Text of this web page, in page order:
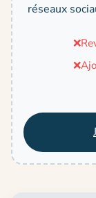
réseaux
❌
❌